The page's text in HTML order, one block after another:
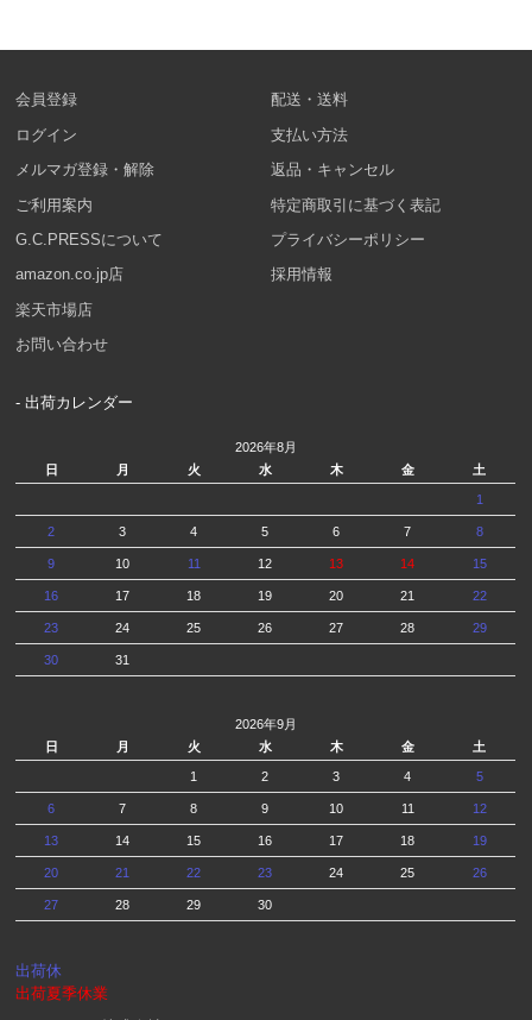
会員登録
ログイン
メルマガ登録・解除
ご利用案内
G.C.PRESSについて
amazon.co.jp店
楽天市場店
お問い合わせ
配送・送料
支払い方法
返品・キャンセル
特定商取引に基づく表記
プライバシーポリシー
採用情報
- 出荷カレンダー
2026年8月
日
月 火 水 木 金 土
1
2 3 4 5 6 7 8
9 10 11 12 13 14 15
16 17 18 19 20 21 22
23 24 25 26 27 28 29
30 31
2026年9月
日
月 火 水 木 金 土
1 2 3 4 5
6 7 8 9 10 11 12
13 14 15 16 17 18 19
20 21 22 23 24 25 26
27 28 29 30
出荷休
出荷夏季休業